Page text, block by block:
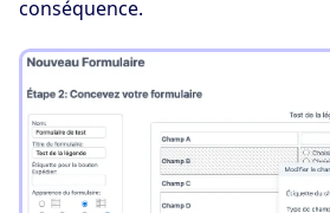
conséquence.